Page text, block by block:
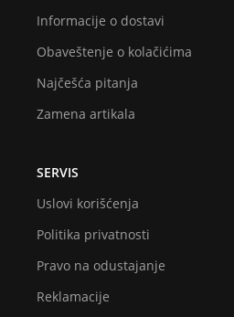
Informacije o dostavi
Obaveštenje o kolačićima
Najčešća pitanja
Zamena artikala
SERVIS
Uslovi korišćenja
Politika privatnosti
Pravo na odustajanje
Reklamacije